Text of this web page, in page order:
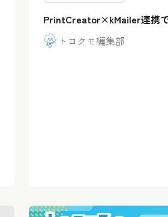
PrintCreator×kMailer連携で
トヨクモ編集部